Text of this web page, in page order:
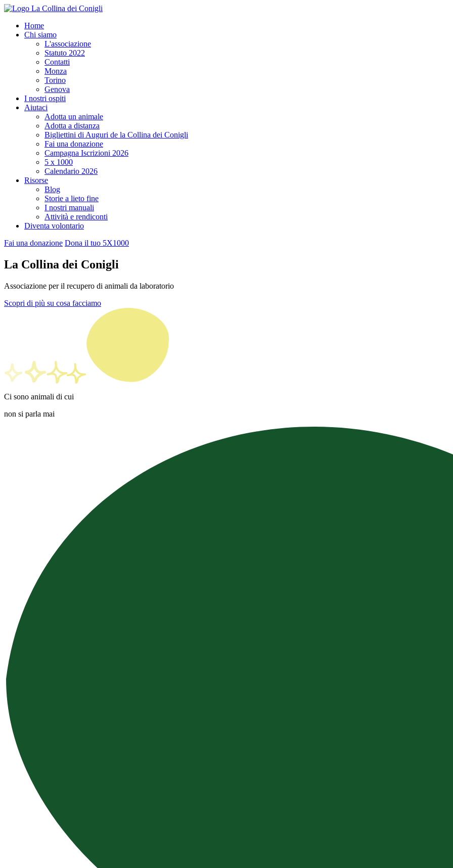
Home
Chi siamo
L'associazione
Statuto 2022
Contatti
Monza
Torino
Genova
I nostri ospiti
Aiutaci
Adotta un animale
Adotta a distanza
Bigliettini di Auguri de la Collina dei Conigli
Fai una donazione
Campagna Iscrizioni 2026
5 x 1000
Calendario 2026
Risorse
Blog
Storie a lieto fine
I nostri manuali
Attività e rendiconti
Diventa volontario
Fai una donazione Dona il tuo 5X1000
La Collina dei Conigli
Associazione per il recupero di animali da laboratorio
Scopri di più su cosa facciamo
Ci sono animali di cui
non si parla mai